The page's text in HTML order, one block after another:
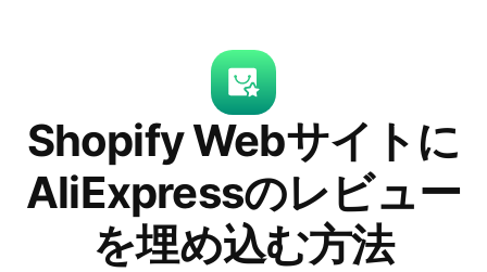
Shopify Webサイトに
AliExpressのレビュー
を埋め込む方法